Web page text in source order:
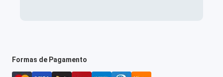
Formas de Pagamento